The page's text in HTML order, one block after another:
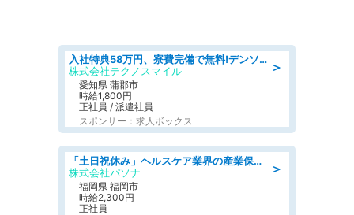
＞
入社特典58万円、寮費完備で無料!デンソーで働こう!自動車工場で小型部品の検査業務 denso aichi
株式会社テクノスマイル
愛知県 蒲郡市
時給1,800円
正社員 / 派遣社員
スポンサー：求人ボックス
＞
「土日祝休み」ヘルスケア業界の産業保健師/高時給/未経験OK/要資格:保健師、正看護師
株式会社パソナ
福岡県 福岡市
時給2,300円
正社員